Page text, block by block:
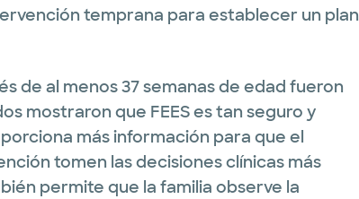
temprana para establecer un plan
de al menos 37 semanas de edad fueron
mostraron que FEES es tan seguro y
más información para que el
tomen las decisiones clínicas más
permite que la familia observe la